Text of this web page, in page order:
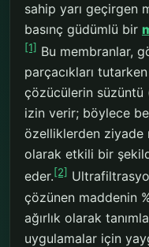
sahip yarı geçirgen
basınç güdümlü bir
[1] Bu membranlar,
parçacıkları
çözücülerin süzüntü
izin verir; böylece
özelliklerden ziyade
olarak etkili bir
eder.[2]
çözünen maddenin
ağırlık olarak
uygulamalar için